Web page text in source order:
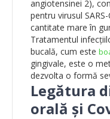
angiotensinei 2),
pentru virusul
cantitate mare în
Tratamentul
bucală, cum este
gingivale, este o
dezvolta o formă
Legătura
orală și